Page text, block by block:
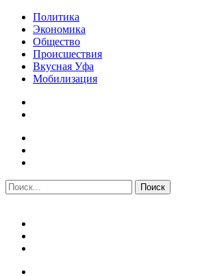
Политика
Экономика
Общество
Происшествия
Вкусная Уфа
Мобилизация